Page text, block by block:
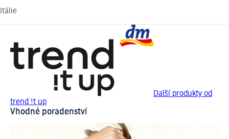
Itálie
Další produkty od
trend !t up
Vhodné poradenství